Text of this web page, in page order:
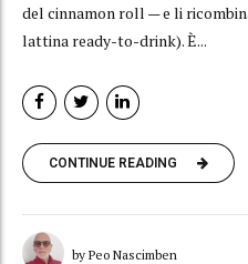
del cinnamon roll — e li
lattina ready-to-drink). È...
CONTINUE READING
by Peo Nascimben